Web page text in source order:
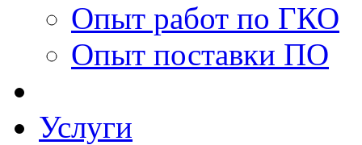
Опыт работ по ГКО
Опыт поставки ПО
Услуги